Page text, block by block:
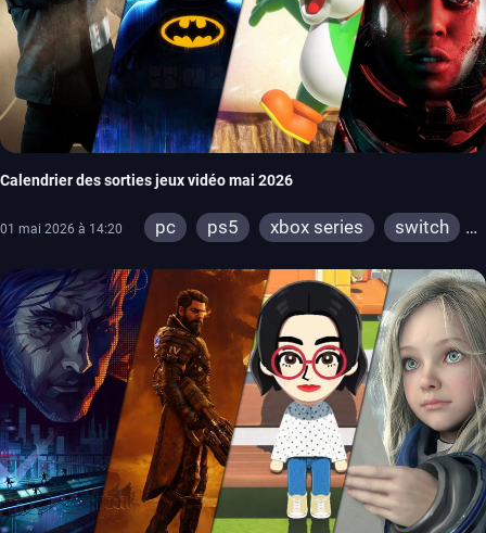
Calendrier des sorties jeux vidéo mai 2026
01 mai 2026 à 14:20 pc ps5 xbox series
switch